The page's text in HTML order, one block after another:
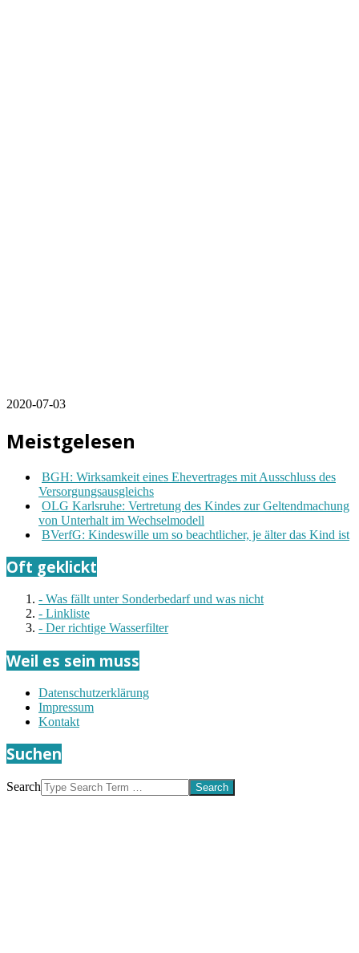
2020-07-03
Meistgelesen
BGH: Wirksamkeit eines Ehevertrages mit Ausschluss des
Versorgungsausgleichs
OLG Karlsruhe: Vertretung des Kindes zur Geltendmachung
von Unterhalt im Wechselmodell
BVerfG: Kindeswille um so beachtlicher, je älter das Kind ist
Oft geklickt
- Was fällt unter Sonderbedarf und was nicht
- Linkliste
- Der richtige Wasserfilter
Weil es sein muss
Datenschutzerklärung
Impressum
Kontakt
Suchen
Search